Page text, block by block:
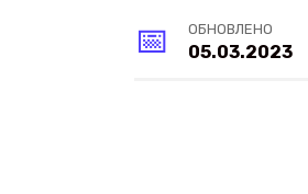
ОБНОВЛЕНО
05.03.2023